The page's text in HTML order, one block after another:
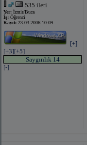
535 ileti
Yer: İzmir/Buca
İş: Öğrenci
Kayıt: 23-03-2006 10:09
[+]
[+3][+5]
Saygınlık 14
[-]